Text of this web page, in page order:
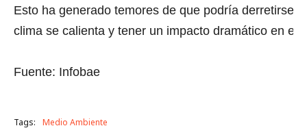
Esto ha generado temores de que podría derretirse
clima se calienta y tener un impacto dramático en el
Fuente: Infobae
Tags: Medio Ambiente